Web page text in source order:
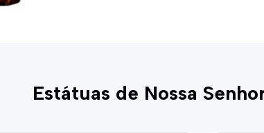
Estátuas de Nossa